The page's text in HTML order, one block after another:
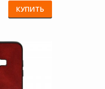
КУПИТЬ